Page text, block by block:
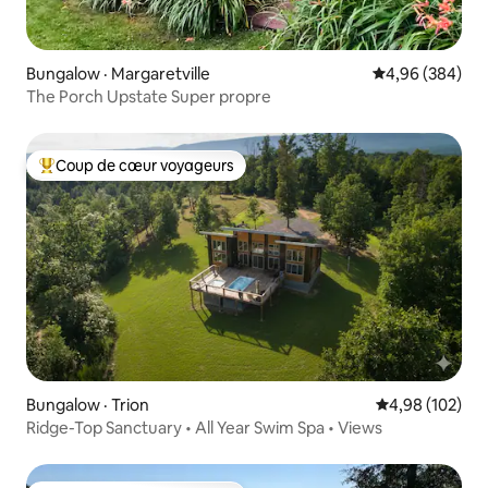
Bungalow · Margaretville Note
4,96 (384)
The Porch Upstate Super propre
Coup de cœur voyageurs parmi les plus aimés
Coup de cœur voyageurs
Bungalow · Trion Note
4,98 (102)
Ridge-Top Sanctuary • All Year Swim Spa • Views